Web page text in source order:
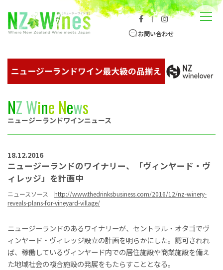
ニュージーランドワイン総合サイト
｜
お問い合わせ
メニュー
NZWine News
ニュージーランドワインニュース
18.12.2016
ニュージーランドのワイナリー、「ヴィンヤード・ヴ
ィレッジ」を計画中
ニュースソース http://www.thedrinksbusiness.com/2016/12/nz-winery-
reveals-plans-for-vineyard-village/
ニュージーランドのあるワイナリーが、セントラル・オタゴでヴ
ィンヤード・ヴィレッジ設立の計画を明らかにした。認可されれ
ば、稼働しているヴィンヤード内での居住施設や商業施設を備え
た地域社会の複合施設の発展をもたらすこととなる。